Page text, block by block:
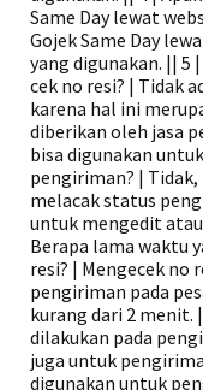
Same Day lewat
Gojek Same Day
yang digunakan. || 5
cek no resi? | Tidak
karena hal ini
diberikan oleh jasa
bisa digunakan
pengiriman? |
melacak status
untuk mengedit
Berapa lama waktu
resi? | Mengecek no
pengiriman pada
kurang dari 2 menit.
dilakukan pada
juga untuk
digunakan untuk